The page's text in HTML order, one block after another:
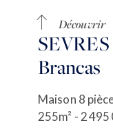
Découvrir
SEVRES
Brancas
Maison 8
255m² - 2 495